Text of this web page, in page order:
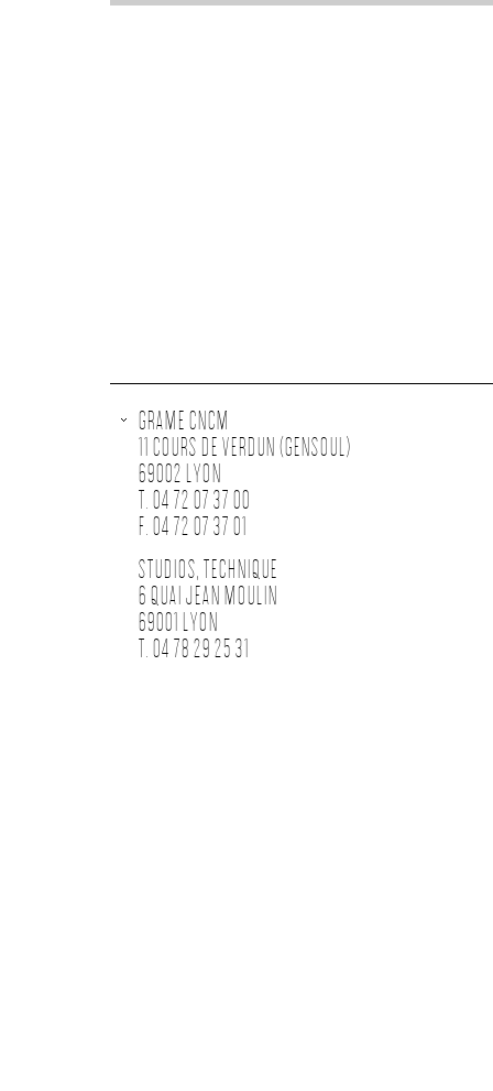
GRAME CNCM
11 COURS DE VERDUN (GENSOUL)
69002 LYON
T. 04 72 07 37 00
F. 04 72 07 37 01
STUDIOS, TECHNIQUE
6 QUAI JEAN MOULIN
69001 LYON
T. 04 78 29 25 31